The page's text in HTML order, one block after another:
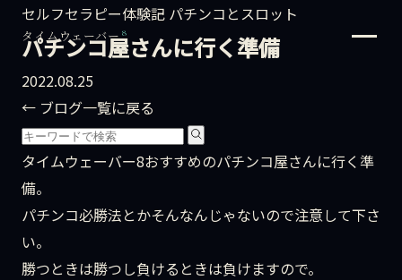
タイムウェーバー8
セルフセラピー体験記 パチンコとスロット
パチンコ屋さんに行く準備
2022.08.25
← ブログ一覧に戻る
タイムウェーバー8おすすめのパチンコ屋さんに行く準
備。
パチンコ必勝法とかそんなんじゃないので注意して下さ
い。
勝つときは勝つし負けるときは負けますので。